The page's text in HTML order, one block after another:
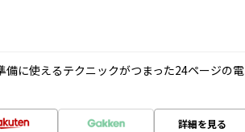
に使えるテクニックがつまった24ページの電
詳細を見る